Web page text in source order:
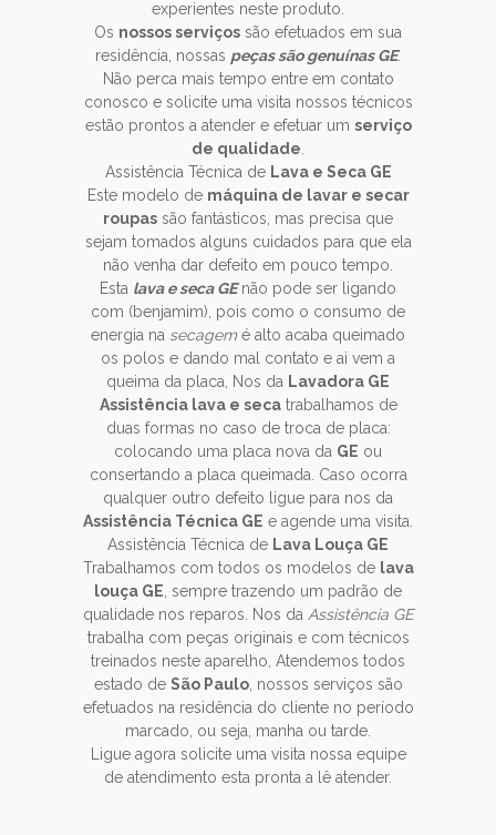
experientes neste produto.
Os nossos serviços são efetuados em sua
residência, nossas peças são genuínas GE.
Não perca mais tempo entre em contato
conosco e solicite uma visita nossos técnicos
estão prontos a atender e efetuar um serviço
de qualidade
Assistência Técnica de Lava e Seca GE
Este modelo de máquina de lavar e secar
roupas são fantásticos, mas precisa que
sejam tomados alguns cuidados para que ela
não venha dar defeito em pouco tempo.
Esta lava e seca GEnão pode ser ligando
com (benjamim), pois como o consumo de
energia na secagem é alto acaba queimado
os polos e dando mal contato e ai vem a
queima da placa, Nos da Lavadora GE
Assistência lava e secatrabalhamos de
duas formas no caso de troca de placa:
colocando uma placa nova da GE ou
consertando a placa queimada. Caso ocorra
qualquer outro defeito ligue para nos da
Assistência Técnica GE e agende uma visita.
Assistência Técnica de Lava Louça GE
Trabalhamos com todos os modelos de lava
louça GE , sempre trazendo um padrão de
qualidade nos reparos. Nos da Assistência GE
trabalha com peças originais e com técnicos
treinados neste aparelho, Atendemos todos
estado de São Paulo, nossos serviços são
efetuados na residência do cliente no período
marcado, ou seja, manha ou tarde.
Ligue agora solicite uma visita nossa equipe
de atendimento esta pronta a lê atender.